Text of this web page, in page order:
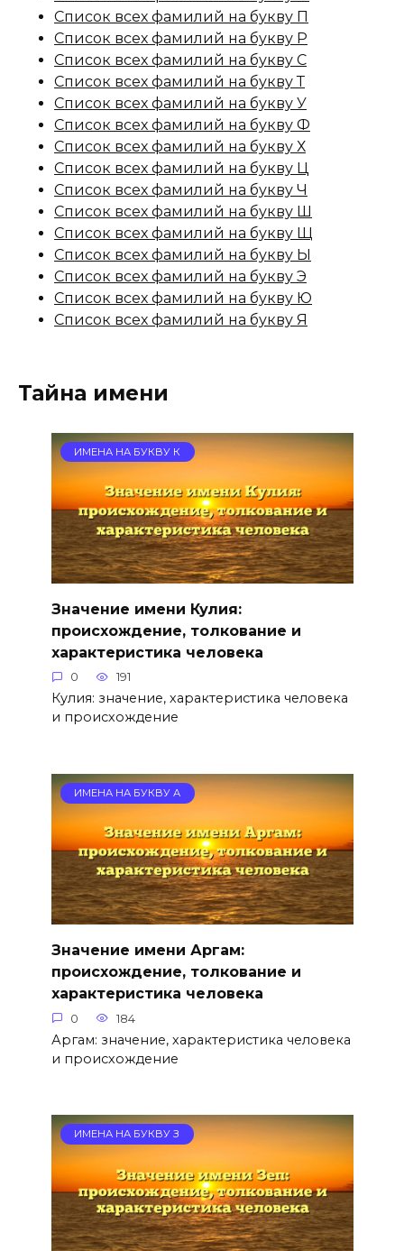
Список всех фамилий на букву П
Список всех фамилий на букву Р
Список всех фамилий на букву С
Список всех фамилий на букву Т
Список всех фамилий на букву У
Список всех фамилий на букву Ф
Список всех фамилий на букву Х
Список всех фамилий на букву Ц
Список всех фамилий на букву Ч
Список всех фамилий на букву Ш
Список всех фамилий на букву Щ
Список всех фамилий на букву Ы
Список всех фамилий на букву Э
Список всех фамилий на букву Ю
Список всех фамилий на букву Я
Тайна имени
ИМЕНА НА БУКВУ К
Значение имени Кулия:
происхождение, толкование и
характеристика человека
0 191
Кулия: значение, характеристика человека
и происхождение
ИМЕНА НА БУКВУ А
Значение имени Аргам:
происхождение, толкование и
характеристика человека
0 184
Аргам: значение, характеристика человека
и происхождение
ИМЕНА НА БУКВУ З